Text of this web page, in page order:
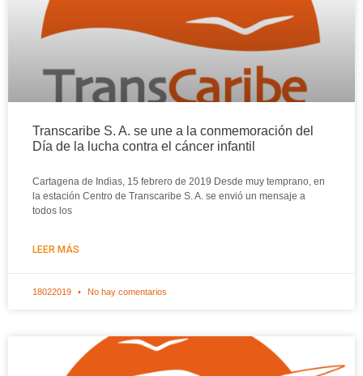
Transcaribe S. A. se une a la conmemoración del
Día de la lucha contra el cáncer infantil
Cartagena de Indias, 15 febrero de 2019 Desde muy temprano, en
la estación Centro de Transcaribe S. A. se envió un mensaje a
todos los
LEER MÁS
18022019 No hay comentarios